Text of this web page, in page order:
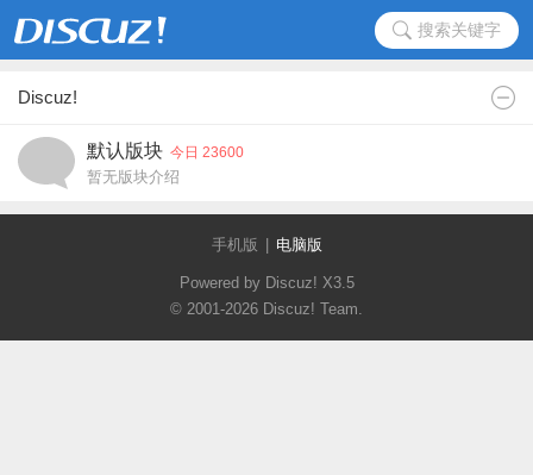
搜索关键字
Discuz!
默认版块 今日 23600
暂无版块介绍
手机版 电脑版
Powered by Discuz! X3.5
© 2001-2026 Discuz! Team.